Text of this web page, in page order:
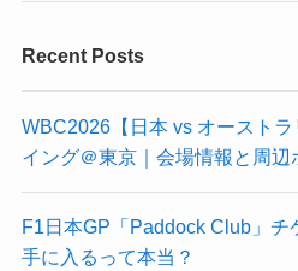
Recent Posts
WBC2026【日本 vs オースト
イング＠東京｜会場情報と周辺
F1日本GP「Paddock Club」チ
手に入るって本当？